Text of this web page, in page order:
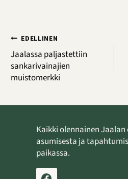
Artikkelien
selaus
EDELLINEN
Jaalassa paljastettiin
sankarivainajien
muistomerkki
Kaikki olennainen
asumisesta ja
paikassa.